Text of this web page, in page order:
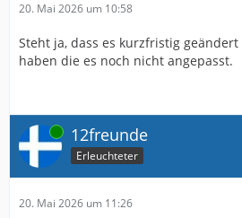
20. Mai 2026 um 10:58
Steht ja, dass es kurzfristig
haben die es noch nicht angepasst.
Online 12freunde
Erleuchteter
20. Mai 2026 um 11:26